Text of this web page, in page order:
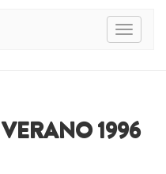
Toggle
1996